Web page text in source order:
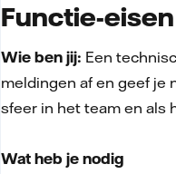
Functie-eisen
Wie ben jij: Een
meldingen af en geef je
sfeer in het team en als
Wat heb je nodig